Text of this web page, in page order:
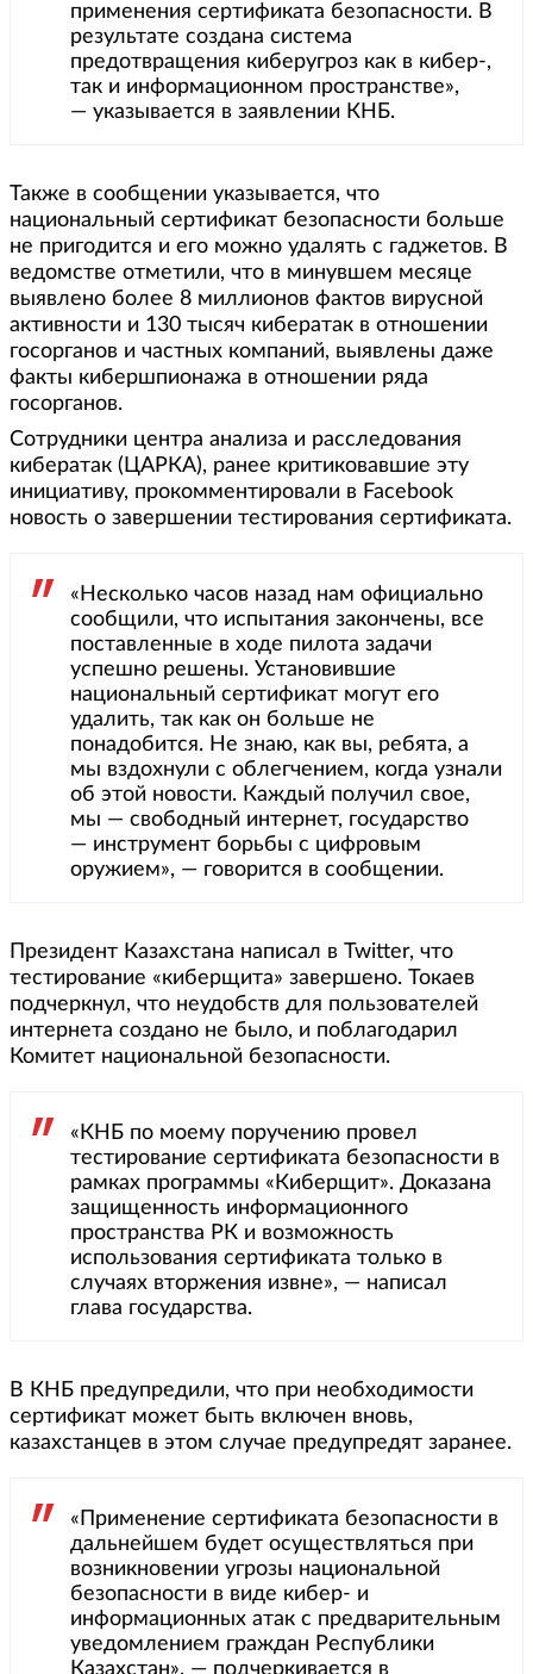
применения сертификата безопасности. В
результате создана система
предотвращения киберугроз как в кибер-,
так и информационном пространстве»,
— указывается в заявлении КНБ.
Также в сообщении указывается, что
национальный сертификат безопасности больше
не пригодится и его можно удалять с гаджетов. В
ведомстве отметили, что в минувшем месяце
выявлено более 8 миллионов фактов вирусной
активности и 130 тысяч кибератак в отношении
госорганов и частных компаний, выявлены даже
факты кибершпионажа в отношении ряда
госорганов.
Сотрудники центра анализа и расследования
кибератак (ЦАРКА), ранее критиковавшие эту
инициативу, прокомментировали в Facebook
новость о завершении тестирования сертификата.
«Несколько часов назад нам официально
сообщили, что испытания закончены, все
поставленные в ходе пилота задачи
успешно решены. Установившие
национальный сертификат могут его
удалить, так как он больше не
понадобится. Не знаю, как вы, ребята, а
мы вздохнули с облегчением, когда узнали
об этой новости. Каждый получил свое,
мы — свободный интернет, государство
— инструмент борьбы с цифровым
оружием», — говорится в сообщении.
Президент Казахстана написал в Twitter, что
тестирование «киберщита» завершено. Токаев
подчеркнул, что неудобств для пользователей
интернета создано не было, и поблагодарил
Комитет национальной безопасности.
«КНБ по моему поручению провел
тестирование сертификата безопасности в
рамках программы «Киберщит». Доказана
защищенность информационного
пространства РК и возможность
использования сертификата только в
случаях вторжения извне», — написал
глава государства.
В КНБ предупредили, что при необходимости
сертификат может быть включен вновь,
казахстанцев в этом случае предупредят заранее.
«Применение сертификата безопасности в
дальнейшем будет осуществляться при
возникновении угрозы национальной
безопасности в виде кибер- и
информационных атак с предварительным
уведомлением граждан Республики
Казахстан», — подчеркивается в